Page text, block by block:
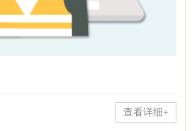
查看详细+